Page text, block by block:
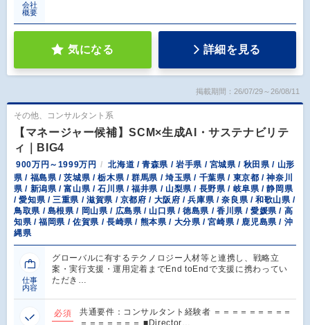
会社
概要
気になる 詳細を見る
掲載期間：26/07/29～26/08/11
その他、コンサルタント系
【マネージャー候補】SCM×生成AI・サステナビリテ
ィ｜BIG4
900万円～1999万円
北海道 / 青森県 / 岩手県 / 宮城県 / 秋田県 / 山形
県 / 福島県 / 茨城県 / 栃木県 / 群馬県 / 埼玉県 / 千葉県 / 東京都 / 神奈川
県 / 新潟県 / 富山県 / 石川県 / 福井県 / 山梨県 / 長野県 / 岐阜県 / 静岡県
/ 愛知県 / 三重県 / 滋賀県 / 京都府 / 大阪府 / 兵庫県 / 奈良県 / 和歌山県 /
鳥取県 / 島根県 / 岡山県 / 広島県 / 山口県 / 徳島県 / 香川県 / 愛媛県 / 高
知県 / 福岡県 / 佐賀県 / 長崎県 / 熊本県 / 大分県 / 宮崎県 / 鹿児島県 / 沖
縄県
仕事
内容
グローバルに有するテクノロジー人材等と連携し、戦略立
案・実行支援・運用定着までEnd toEndで支援に携わってい
ただき…
必須
共通要件：コンサルタント経験者 ＝＝＝＝＝＝＝＝＝